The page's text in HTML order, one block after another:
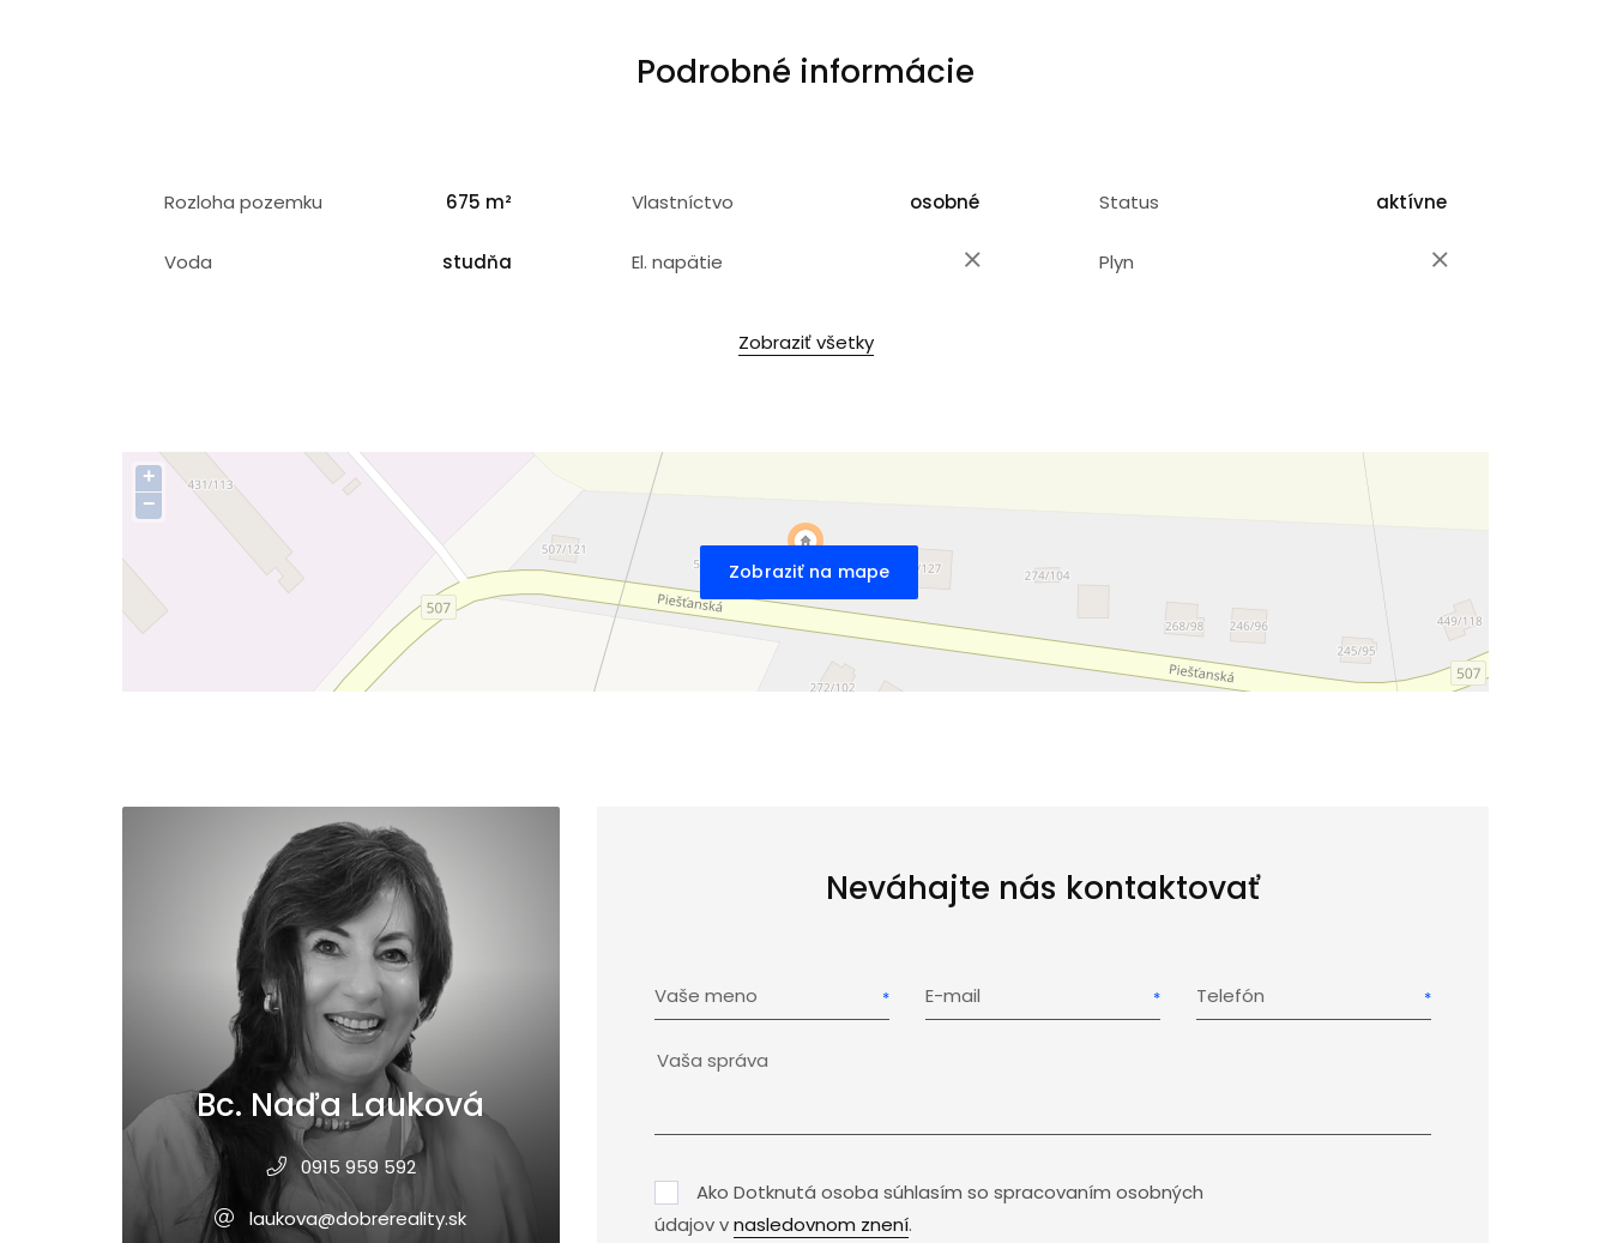
Podrobné informácie
Rozloha pozemku 675 m² Vlastníctvo osobné Status aktívne
Voda studňa El. napätie Plyn
Zobraziť všetky
Zobraziť na mape
+
−
Bc. Naďa Lauková
0915 959 592
laukova@dobrereality.sk
Neváhajte nás kontaktovať
Vaše meno E-mail Telefón
Ako Dotknutá osoba súhlasím so spracovaním osobných
údajov vnasledovnom znení.